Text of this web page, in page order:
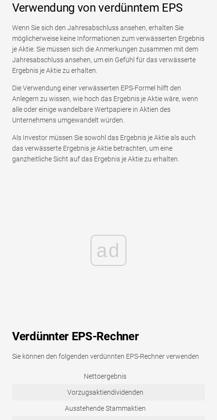
Verwendung von verdünntem EPS
Wenn Sie sich den Jahresabschluss ansehen, erhalten Sie
möglicherweise keine Informationen zum verwässerten Ergebnis
je Aktie. Sie müssen sich die Anmerkungen zusammen mit dem
Jahresabschluss ansehen, um ein Gefühl für das verwässerte
Ergebnis je Aktie zu erhalten.
Die Verwendung einer verwässerten EPS-Formel hilft den
Anlegern zu wissen, wie hoch das Ergebnis je Aktie wäre, wenn
alle oder einige wandelbare Wertpapiere in Aktien des
Unternehmens umgewandelt würden.
Als Investor müssen Sie sowohl das Ergebnis je Aktie als auch
das verwässerte Ergebnis je Aktie betrachten, um eine
ganzheitliche Sicht auf das Ergebnis je Aktie zu erhalten.
ad
Verdünnter EPS-Rechner
Sie können den folgenden verdünnten EPS-Rechner verwenden
Nettoergebnis
Vorzugsaktiendividenden
Ausstehende Stammaktien